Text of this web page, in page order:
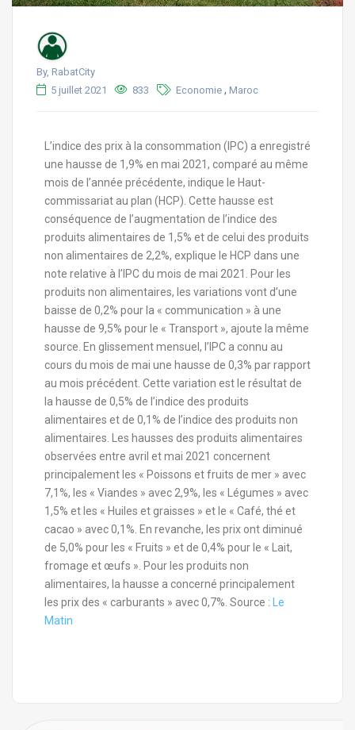
By, RabatCity
5 juillet 2021
833 Economie , Maroc
L’indice des prix à la consommation (IPC) a enregistré
une hausse de 1,9% en mai 2021, comparé au même
mois de l’année précédente, indique le Haut-
commissariat au plan (HCP). Cette hausse est
conséquence de l’augmentation de l’indice des
produits alimentaires de 1,5% et de celui des produits
non alimentaires de 2,2%, explique le HCP dans une
note relative à l’IPC du mois de mai 2021. Pour les
produits non alimentaires, les variations vont d’une
baisse de 0,2% pour la « communication » à une
hausse de 9,5% pour le « Transport », ajoute la même
source. En glissement mensuel, l’IPC a connu au
cours du mois de mai une hausse de 0,3% par rapport
au mois précédent. Cette variation est le résultat de
la hausse de 0,5% de l’indice des produits
alimentaires et de 0,1% de l’indice des produits non
alimentaires. Les hausses des produits alimentaires
observées entre avril et mai 2021 concernent
principalement les « Poissons et fruits de mer » avec
7,1%, les « Viandes » avec 2,9%, les « Légumes » avec
1,5% et les « Huiles et graisses » et le « Café, thé et
cacao » avec 0,1%. En revanche, les prix ont diminué
de 5,0% pour les « Fruits » et de 0,4% pour le « Lait,
fromage et œufs ». Pour les produits non
alimentaires, la hausse a concerné principalement
les prix des « carburants » avec 0,7%. Source :
Le
Matin